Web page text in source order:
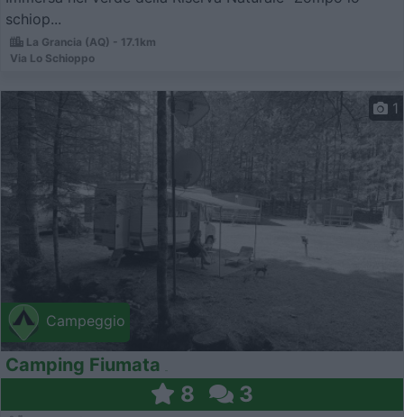
schiop...
La Grancia (AQ) - 17.1km
Via Lo Schioppo
Campeggio
1
Camping Fiumata
8 3